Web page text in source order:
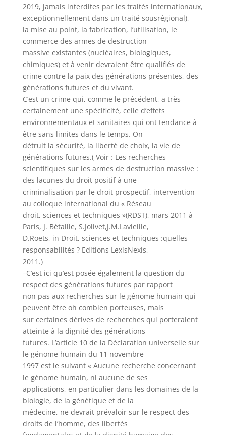
2019, jamais interdites par les traités internationaux,
exceptionnellement dans un traité sousrégional),
la mise au point, la fabrication, l’utilisation, le
commerce des armes de destruction
massive existantes (nucléaires, biologiques,
chimiques) et à venir devraient être qualifiés de
crime contre la paix des générations présentes, des
générations futures et du vivant.
C’est un crime qui, comme le précédent, a très
certainement une spécificité, celle d’effets
environnementaux et sanitaires qui ont tendance à
être sans limites dans le temps. On
détruit la sécurité, la liberté de choix, la vie de
générations futures.( Voir : Les recherches
scientifiques sur les armes de destruction massive :
des lacunes du droit positif à une
criminalisation par le droit prospectif, intervention
au colloque international du « Réseau
droit, sciences et techniques »(RDST), mars 2011 à
Paris, J. Bétaille, S.Jolivet,J.M.Lavieille,
D.Roets, in Droit, sciences et techniques :quelles
responsabilités ? Editions LexisNexis,
2011.)
–C’est ici qu’est posée également la question du
respect des générations futures par rapport
non pas aux recherches sur le génome humain qui
peuvent être oh combien porteuses, mais
sur certaines dérives de recherches qui porteraient
atteinte à la dignité des générations
futures. L’article 10 de la Déclaration universelle sur
le génome humain du 11 novembre
1997 est le suivant « Aucune recherche concernant
le génome humain, ni aucune de ses
applications, en particulier dans les domaines de la
biologie, de la génétique et de la
médecine, ne devrait prévaloir sur le respect des
droits de l’homme, des libertés